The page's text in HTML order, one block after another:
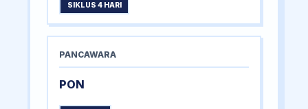
SIKLUS 4 HARI
PANCAWARA
PON